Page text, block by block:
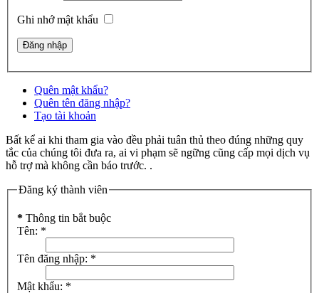
Ghi nhớ mật khẩu
Quên mật khẩu?
Quên tên đăng nhập?
Tạo tài khoản
Bất kể ai khi tham gia vào đều phải tuân thủ theo đúng những quy
tắc của chúng tôi đưa ra, ai vi phạm sẽ ngững cũng cấp mọi dịch vụ
hỗ trợ mà không cần báo trước. .
Đăng ký thành viên
* Thông tin bắt buộc
Tên: *
Tên đăng nhập: *
Mật khẩu: *